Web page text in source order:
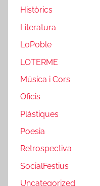
Històrics
Literatura
LoPoble
LOTERME
Música i Cors
Oficis
Plàstiques
Poesia
Retrospectiva
SocialFestius
Uncategorized